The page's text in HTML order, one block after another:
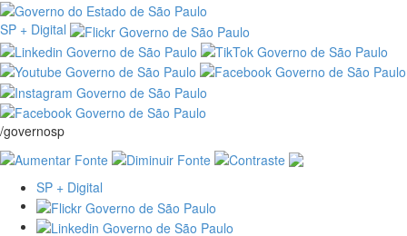
SP + Digital
/governosp
SP + Digital